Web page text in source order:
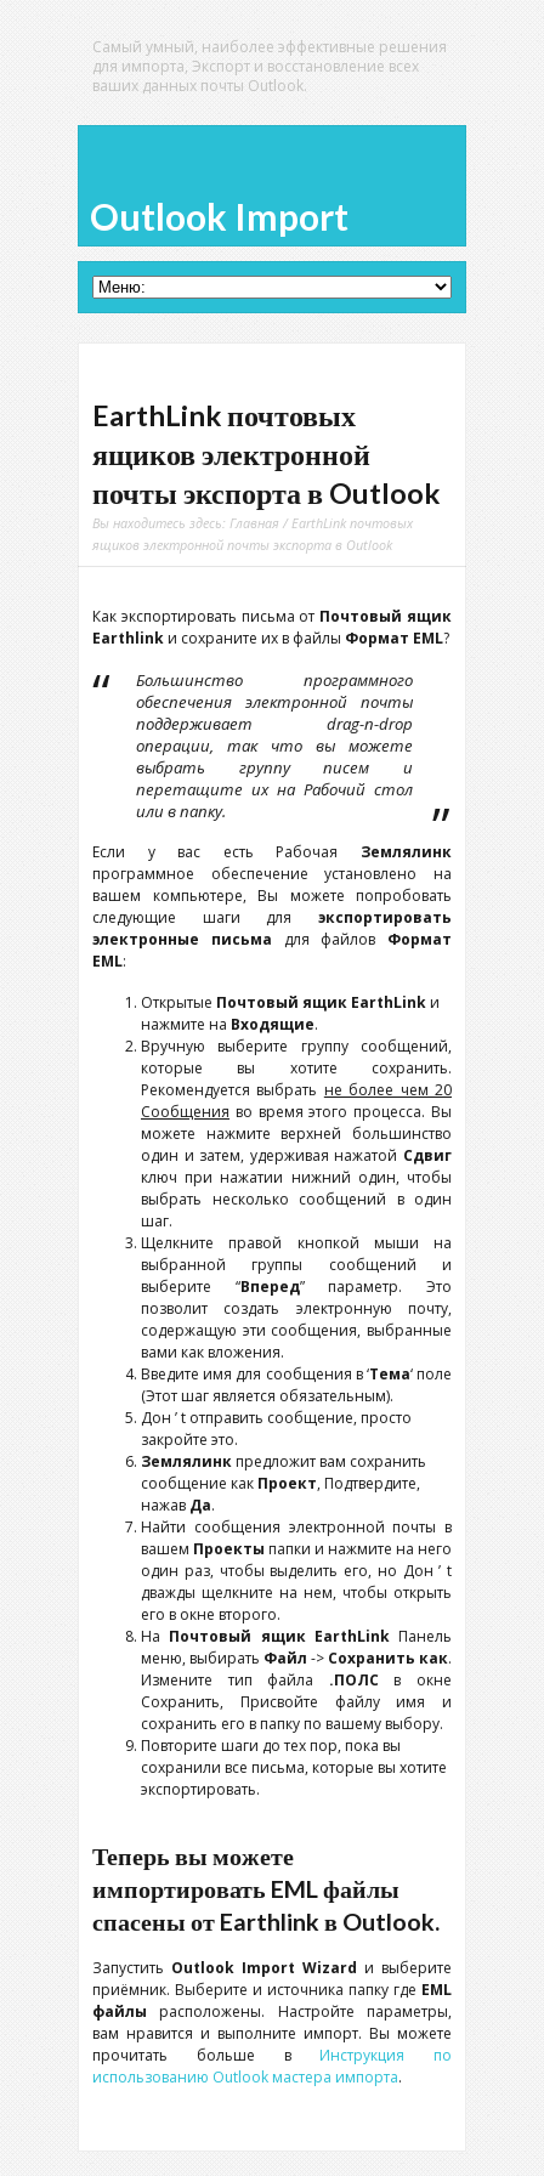
Самый умный, наиболее эффективные решения
для импорта, Экспорт и восстановление всех
ваших данных почты Outlook.
Outlook Import
EarthLink почтовых
ящиков электронной
почты экспорта в Outlook
Вы находитесь здесь: Главная / EarthLink почтовых
ящиков электронной почты экспорта в Outlook
Как экспортировать письма от Почтовый ящик
Earthlink и сохраните их в файлы Формат EML?
Большинство программного
обеспечения электронной почты
поддерживает drag-n-drop
операции, так что вы можете
выбрать группу писем и
перетащите их на Рабочий стол
или в папку.
Если у вас есть Рабочая Землялинк
программное обеспечение установлено на
вашем компьютере, Вы можете попробовать
следующие шаги для экспортировать
электронные письма для файлов Формат
EML:
Открытые Почтовый ящик EarthLink и
нажмите на Входящие.
Вручную выберите группу сообщений,
которые вы хотите сохранить.
Рекомендуется выбрать не более чем 20
Сообщения во время этого процесса. Вы
можете нажмите верхней большинство
один и затем, удерживая нажатой Сдвиг
ключ при нажатии нижний один, чтобы
выбрать несколько сообщений в один
шаг.
Щелкните правой кнопкой мыши на
выбранной группы сообщений и
выберите “Вперед” параметр. Это
позволит создать электронную почту,
содержащую эти сообщения, выбранные
вами как вложения.
Введите имя для сообщения в ‘Тема‘ поле
(Этот шаг является обязательным).
Дон ’ t отправить сообщение, просто
закройте это.
Землялинк предложит вам сохранить
сообщение как Проект, Подтвердите,
нажав Да.
Найти сообщения электронной почты в
вашем Проекты папки и нажмите на него
один раз, чтобы выделить его, но Дон ’ t
дважды щелкните на нем, чтобы открыть
его в окне второго.
На Почтовый ящик EarthLinkПанель
меню, выбирать Файл -> Сохранить как.
Измените тип файла .ПОЛСв окне
Сохранить, Присвойте файлу имя и
сохранить его в папку по вашему выбору.
Повторите шаги до тех пор, пока вы
сохранили все письма, которые вы хотите
экспортировать.
Теперь вы можете
импортировать EML файлы
спасены от Earthlink в Outlook.
Запустить Outlook Import Wizard и выберите
приёмник. Выберите и источника папку где EML
файлы расположены. Настройте параметры,
вам нравится и выполните импорт. Вы можете
прочитать больше в Инструкция по
использованию Outlook мастера импорта.